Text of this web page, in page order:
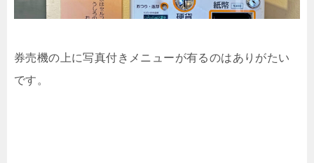
券売機の上に写真付きメニューが有るのはありがたい
です。